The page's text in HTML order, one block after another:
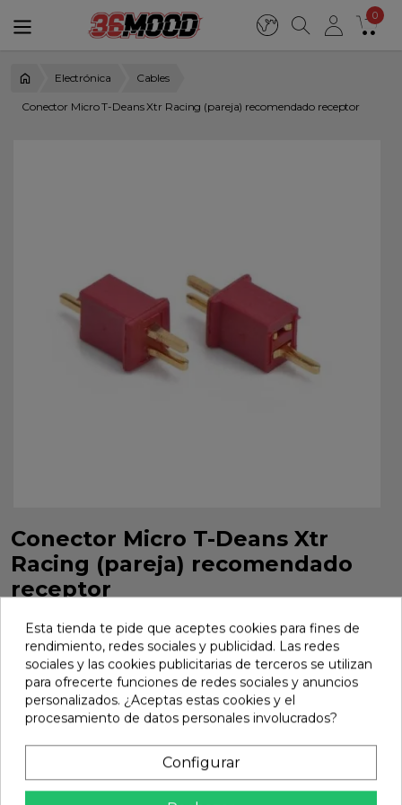
0
Electrónica Cables
Conector Micro T-Deans Xtr Racing (pareja) recomendado receptor
Conector Micro T-Deans Xtr
Racing (pareja) recomendado
receptor
XTR-0162.
Marca: Xtr Racing Ref: XTR-0162
3,33 €
Añadir
En stock
Esta tienda te pide que aceptes cookies para fines de
rendimiento, redes sociales y publicidad. Las redes
sociales y las cookies publicitarias de terceros se utilizan
para ofrecerte funciones de redes sociales y anuncios
personalizados. ¿Aceptas estas cookies y el
procesamiento de datos personales involucrados?
Configurar